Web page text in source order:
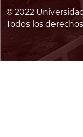
© 2022
Todos los